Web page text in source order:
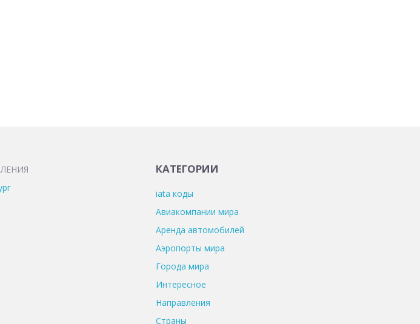
КАТЕГОРИИ
iata коды
Авиакомпании мира
Аренда автомобилей
Аэропорты мира
Города мира
Интересное
Направления
Страны